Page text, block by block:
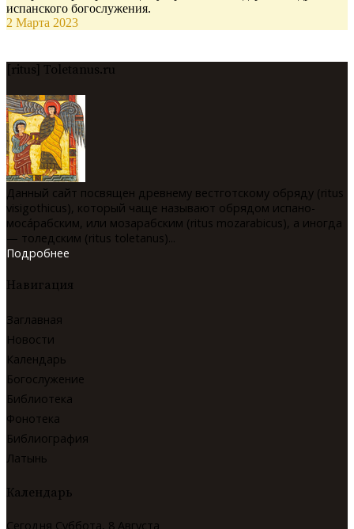
испанского богослужения.
2 Марта 2023
[ritus] Toletanus.ru
Данный сайт посвящен древнему вестготскому обряду (ritus
visigothicus), который чаще называют обрядом испано-
мосáрабским, или мозарабским (ritus mozarabicus), а иногда
— толедским (ritus toletanus)...
Подробнее
Навигация
Заглавная
Новости
Календарь
Богослужение
Библиотека
Фонотека
Библиография
Латынь
Календарь
Сегодня Суббота, 8 Августа